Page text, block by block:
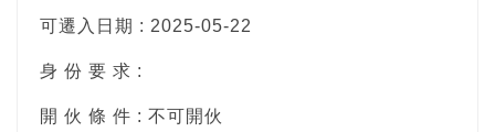
可遷入日期 : 2025-05-22
身 份 要 求 :
開 伙 條 件 : 不可開伙